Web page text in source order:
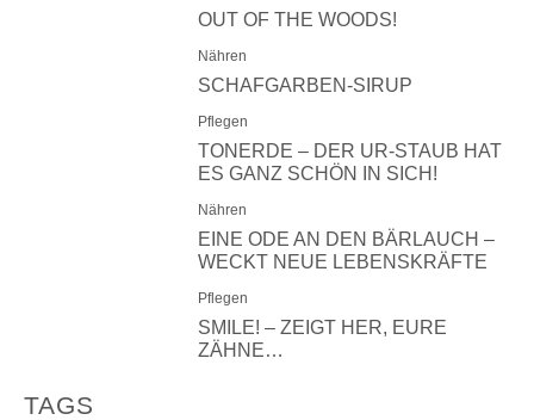
OUT OF THE WOODS!
Nähren
SCHAFGARBEN-SIRUP
Pflegen
TONERDE – DER UR-STAUB HAT
ES GANZ SCHÖN IN SICH!
Nähren
EINE ODE AN DEN BÄRLAUCH –
WECKT NEUE LEBENSKRÄFTE
Pflegen
SMILE! – ZEIGT HER, EURE
ZÄHNE…
TAGS